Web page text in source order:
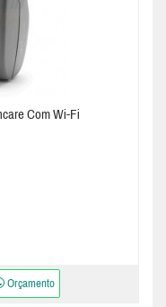
Com Wi-Fi
Orçamento